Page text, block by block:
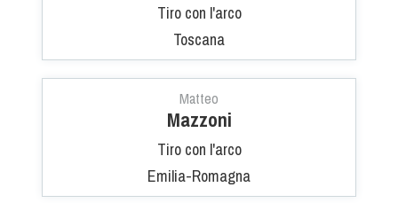
Tiro con l'arco
Toscana
Matteo
Mazzoni
Tiro con l'arco
Emilia-Romagna